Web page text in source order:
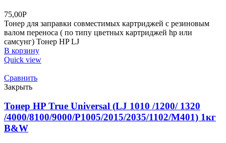
75,00Р
Тонер для заправки совместимых картриджей с резиновым
валом переноса ( по типу цветных картриджей hp или
самсунг) Тонер HP LJ
В корзину
Quick view
Сравнить
Закрыть
Тонер HP True Universal (LJ 1010 /1200/ 1320
/4000/8100/9000/P1005/2015/2035/1102/M401) 1кг
B&W